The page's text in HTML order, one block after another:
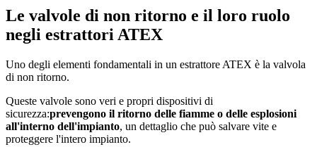
Le valvole di non ritorno e il loro ruolo
negli estrattori ATEX
Uno degli elementi fondamentali in un estrattore ATEX è la valvola
di non ritorno.
Queste valvole sono veri e propri dispositivi di
sicurezza:prevengono il ritorno delle fiamme o delle esplosioni
all'interno dell'impianto, un dettaglio che può salvare vite e
proteggere l'intero impianto.